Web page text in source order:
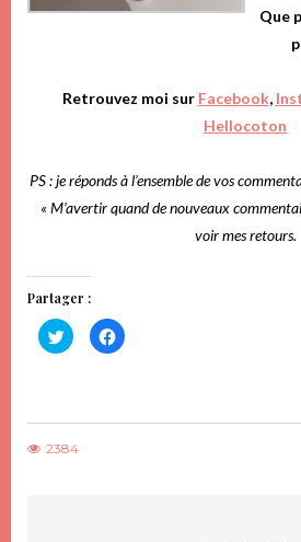
Que
Retrouvez moi sur Facebook,
Hellocoton
PS : je réponds à l’ensemble de vos
« M’avertir quand de nouveaux
voir mes retours.
Partager :
Cliquez
pour
partager
nouvelle
Cliquez
pour
nouvelle
2384